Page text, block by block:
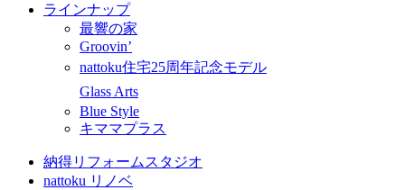
ラインナップ
最響の家
Groovin’
nattoku住宅25周年記念モデル
Glass Arts
Blue Style
キママプラス
納得リフォームスタジオ
nattoku リノベ